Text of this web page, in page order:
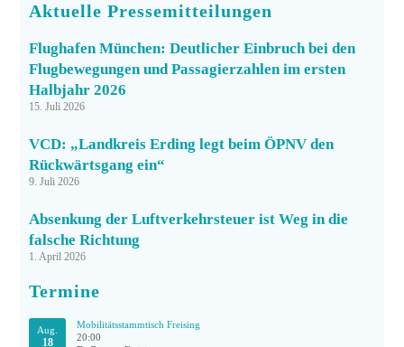
Aktuelle Pressemitteilungen
Flughafen München: Deutlicher Einbruch bei den
Flugbewegungen und Passagierzahlen im ersten
Halbjahr 2026
15. Juli 2026
VCD: „Landkreis Erding legt beim ÖPNV den
Rückwärtsgang ein“
9. Juli 2026
Absenkung der Luftverkehrsteuer ist Weg in die
falsche Richtung
1. April 2026
Termine
Aug.
18
Mobilitätsstammtisch Freising
20:00